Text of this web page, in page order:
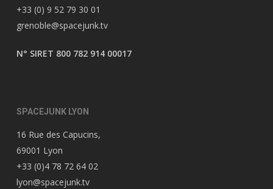
+33 (0) 9 52 79 30 01
grenoble@spacejunk.tv
N° SIRET 800 782 914 00017
SPACEJUNK LYON
16 Rue des Capucins,
69001 Lyon
+33 (0)4 78 72 64 02
lyon@spacejunk.tv